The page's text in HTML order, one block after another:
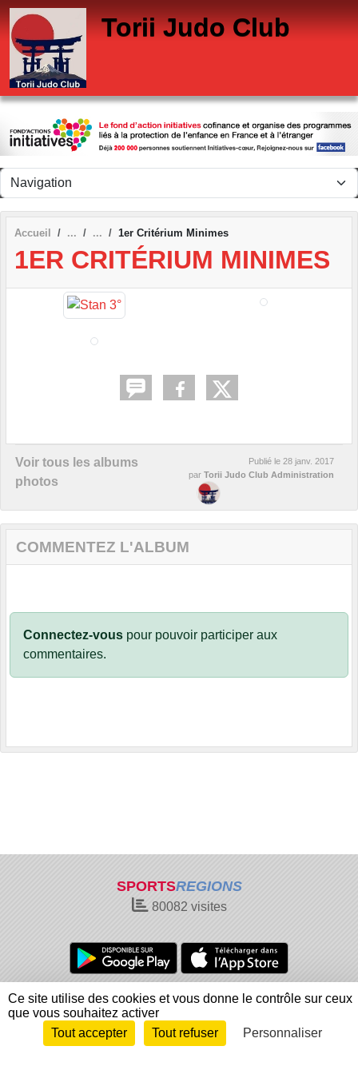
Torii Judo Club
Accueil 1er Critérium Minimes
1ER CRITÉRIUM MINIMES
Voir tous les albums
photos
Publié le 28 janv. 2017
par Torii Judo Club Administration
COMMENTEZ L'ALBUM
Connectez-vous pour pouvoir participer aux
commentaires.
SPORTSREGIONS
80082 visites
Charte cookies
Gestion des cookies
Informations légales
Signaler un contenu inapproprié
Envie de participer ?
Connexion
Panneau de gestion des cookies
Ce site utilise des cookies et vous donne le contrôle sur ceux
que vous souhaitez activer
Tout accepter
Tout refuser Personnaliser